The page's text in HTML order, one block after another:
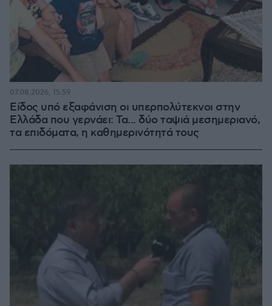
Είδος υπό εξαφάνιση οι υπερπολύτεκνοι στην
Ελλάδα που γερνάει: Τα... δύο ταψιά μεσημεριανό,
τα επιδόματα, η καθημερινότητά τους
07.08.2026, 15:59